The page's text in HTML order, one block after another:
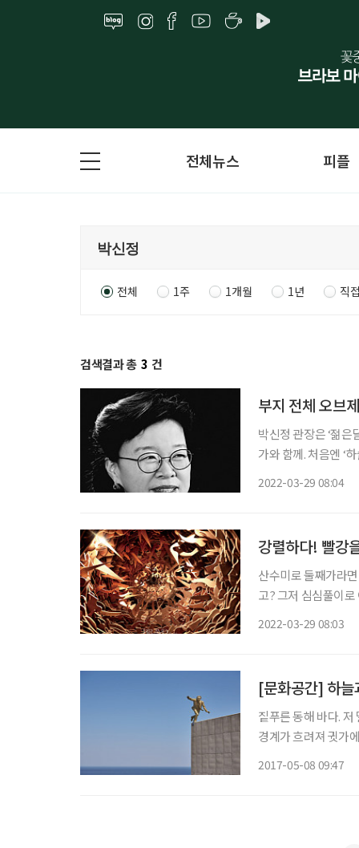
전체뉴스 피플
전체 1주 1개월 1년 직
검색결과 총 3 건
부지 전체 오브
박신정 관장은 ‘젊은
가와 함께. 처음엔 ‘
2022-03-29 08:04
강렬하다! 빨강
산수미로 둘째가라
고? 그저 심심풀이
2022-03-29 08:03
[문화공간] 하늘
짙푸른 동해 바다.
경계가 흐려져 귓가
2017-05-08 09:47